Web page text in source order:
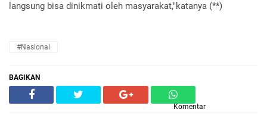
langsung bisa dinikmati oleh masyarakat,"katanya (**)
#nasional
BAGIKAN
Komentar